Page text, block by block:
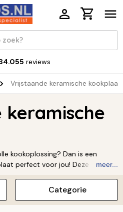
reviews
Vrijstaande keramische kookplaat
kookoplossing? Dan is een
perfect voor jou! Deze handige
in het stopcontact. Ideaal voor
of als extra kookpit. Een van
glazen oppervlak dat je
meer...
Categorie